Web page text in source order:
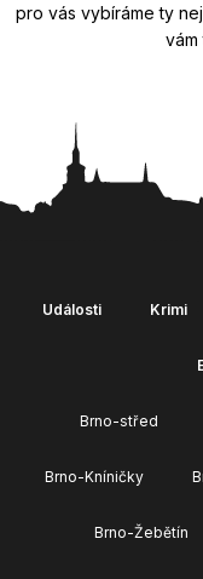
pro vás vybíráme ty
vám
Události Krimi
Brno-střed
Brno-Kníničky
Brno-Žebětín